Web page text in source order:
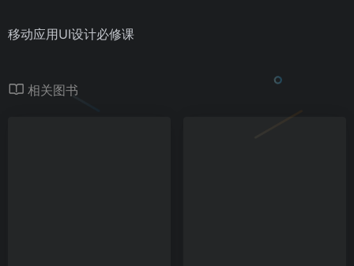
移动应用UI设计必修课
相关图书